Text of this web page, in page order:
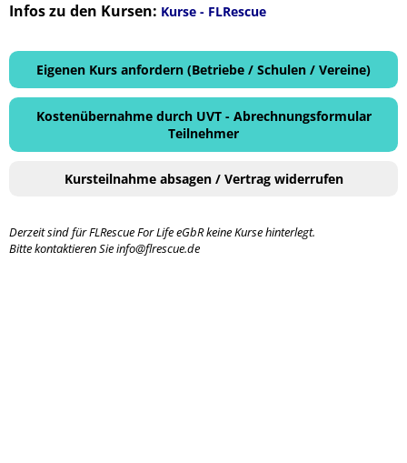
Infos zu den Kursen: Kurse - FLRescue
Eigenen Kurs anfordern (Betriebe / Schulen / Vereine)
Kostenübernahme durch UVT - Abrechnungsformular
Teilnehmer
Kursteilnahme absagen / Vertrag widerrufen
Derzeit sind für FLRescue For Life eGbR keine Kurse hinterlegt.
Bitte kontaktieren Sie info@flrescue.de